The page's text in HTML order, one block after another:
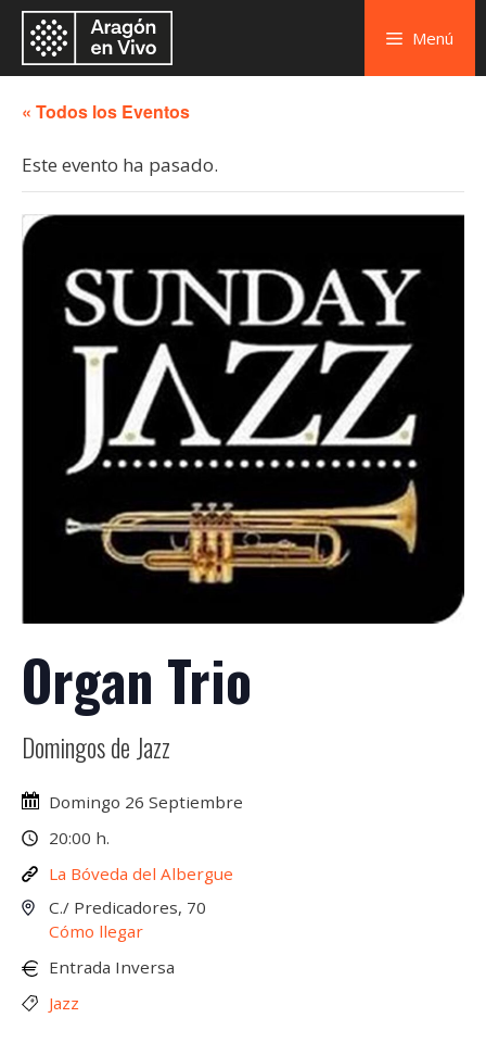
Menú
« Todos los Eventos
Este evento ha pasado.
Organ Trio
Domingos de Jazz
Domingo 26 Septiembre
20:00 h.
La Bóveda del Albergue
C./ Predicadores, 70
Cómo llegar
Entrada Inversa
Jazz